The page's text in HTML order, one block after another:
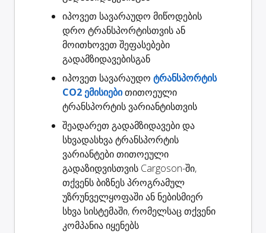
იპოვეთ სავარაუდო მიწოდების
დრო ტრანსპორტისთვის ან
მოითხოვეთ შეფასებები
გადამზიდავებისგან
იპოვეთ სავარაუდო ტრანსპორტის
CO2 ემისიებითითოეული
ტრანსპორტის ვარიანტისთვის
შეადარეთ გადამზიდავებიდა
სხვადასხვა ტრანსპორტის
ვარიანტები თითოეული
გადაზიდვისთვის Cargoson-ში,
თქვენს ბიზნეს პროგრამულ
უზრუნველყოფაში ან ნებისმიერ
სხვა სისტემაში, რომელსაც თქვენი
კომპანია იყენებს